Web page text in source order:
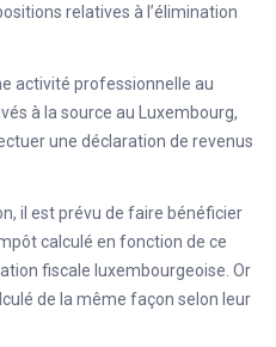
relatives à l’élimination
activité professionnelle au
à la source au Luxembourg,
une déclaration de revenus
il est prévu de faire bénéficier
calculé en fonction de ce
fiscale luxembourgeoise. Or
de la même façon selon leur